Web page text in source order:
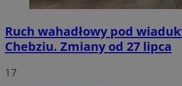
Ruch wahadłowy pod
Chebziu. Zmiany od 27 lipca
17